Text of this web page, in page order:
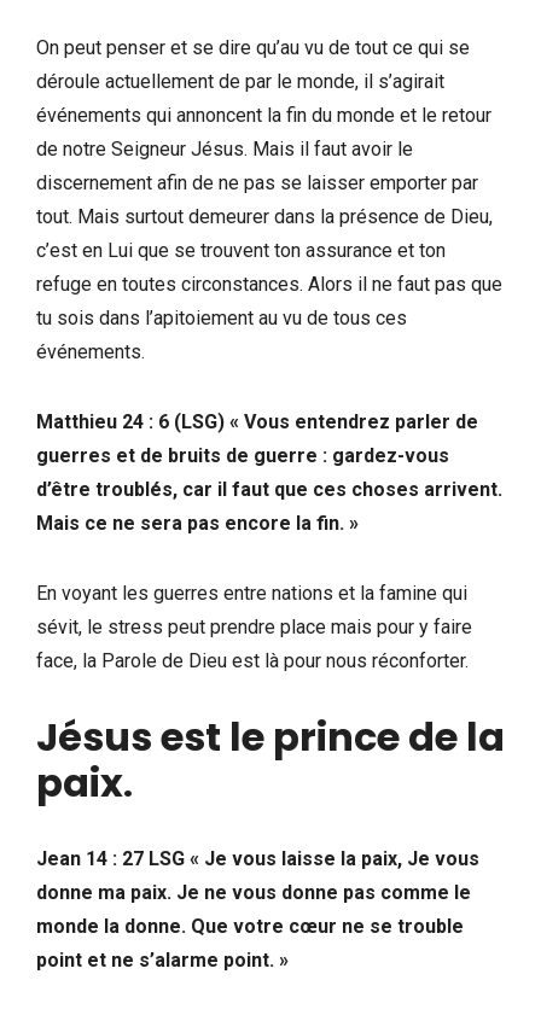
On peut penser et se dire qu’au vu de tout ce qui se
déroule actuellement de par le monde, il s’agirait
événements qui annoncent la fin du monde et le retour
de notre Seigneur Jésus. Mais il faut avoir le
discernement afin de ne pas se laisser emporter par
tout. Mais surtout demeurer dans la présence de Dieu,
c’est en Lui que se trouvent ton assurance et ton
refuge en toutes circonstances. Alors il ne faut pas que
tu sois dans l’apitoiement au vu de tous ces
événements.
Matthieu 24 : 6 (LSG) « Vous entendrez parler de
guerres et de bruits de guerre : gardez-vous
d’être troublés, car il faut que ces choses arrivent.
Mais ce ne sera pas encore la fin. »
En voyant les guerres entre nations et la famine qui
sévit, le stress peut prendre place mais pour y faire
face, la Parole de Dieu est là pour nous réconforter.
Jésus est le prince de la
paix.
Jean 14 : 27 LSG « Je vous laisse la paix, Je vous
donne ma paix. Je ne vous donne pas comme le
monde la donne. Que votre cœur ne se trouble
point et ne s’alarme point. »